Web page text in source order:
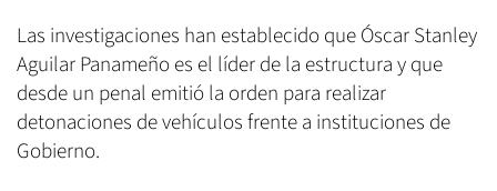
Las investigaciones han establecido que Óscar Stanley
Aguilar Panameño es el líder de la estructura y que
desde un penal emitió la orden para realizar
detonaciones de vehículos frente a instituciones de
Gobierno.